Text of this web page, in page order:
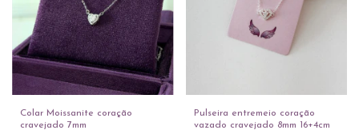
Colar Moissanite coração
cravejado 7mm
Pulseira entremeio coração
vazado cravejado 8mm 16+4cm